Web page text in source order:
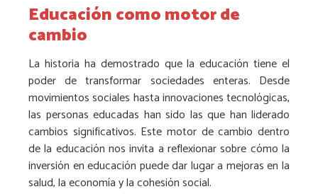
Educación como motor de
cambio
La historia ha demostrado que la educación tiene el
poder de transformar sociedades enteras. Desde
movimientos sociales hasta innovaciones tecnológicas,
las personas educadas han sido las que han liderado
cambios significativos. Este motor de cambio dentro
de la educación nos invita a reflexionar sobre cómo la
inversión en educación puede dar lugar a mejoras en la
salud, la economía y la cohesión social.